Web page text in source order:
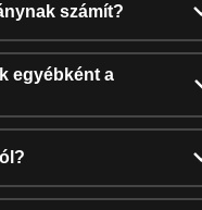
számít?
egyébként a